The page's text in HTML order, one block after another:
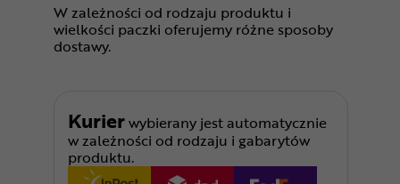
W zależności od rodzaju produktu i
wielkości paczki oferujemy różne sposoby
dostawy.
Kurierwybierany jest automatycznie
w zależności od rodzaju i gabarytów
produktu.